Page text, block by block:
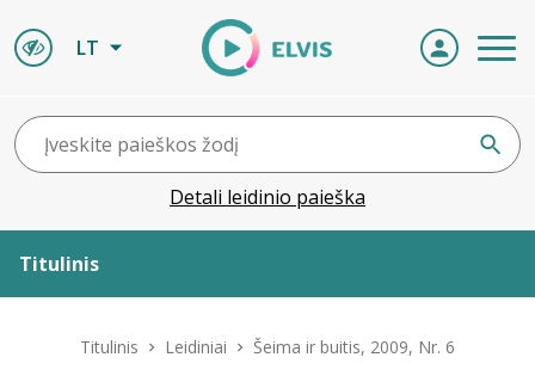
LT
Detali leidinio paieška
Titulinis
Titulinis Leidiniai Šeima ir buitis, 2009, Nr. 6